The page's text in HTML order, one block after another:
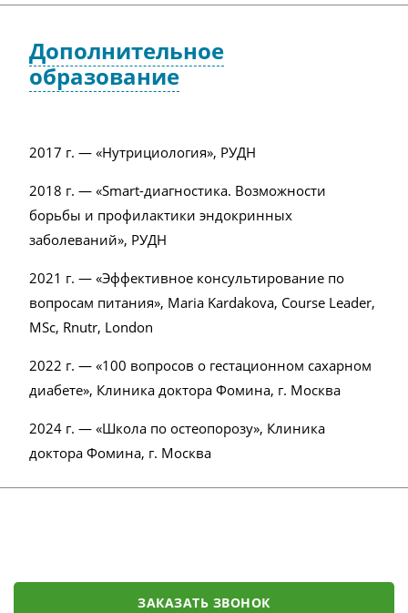
Дополнительное
образование
2017 г. — «Нутрициология», РУДН
2018 г. — «Smart-диагностика. Возможности
борьбы и профилактики эндокринных
заболеваний», РУДН
2021 г. — «Эффективное консультирование по
вопросам питания», Maria Kardakova, Course Leader,
MSc, Rnutr, London
2022 г. — «100 вопросов о гестационном сахарном
диабете», Клиника доктора Фомина, г. Москва
2024 г. — «Школа по остеопорозу», Клиника
доктора Фомина, г. Москва
ЗАКАЗАТЬ ЗВОНОК